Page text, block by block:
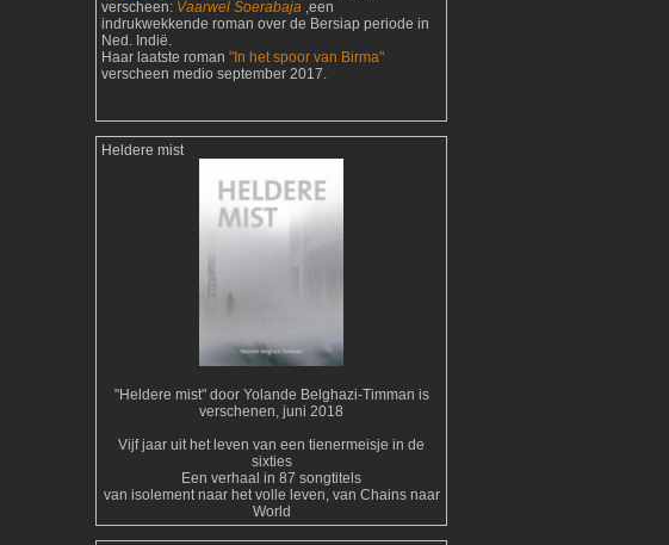
verscheen: Vaarwel Soerabaja ,een
indrukwekkende roman over de Bersiap periode in
Ned. Indië.
Haar laatste roman"In het spoor van Birma"
verscheen medio september 2017.
Heldere mist
"Heldere mist" door Yolande Belghazi-Timman is
verschenen, juni 2018
Vijf jaar uit het leven van een tienermeisje in de
sixties
Een verhaal in 87 songtitels
van isolement naar het volle leven, van Chains naar
World